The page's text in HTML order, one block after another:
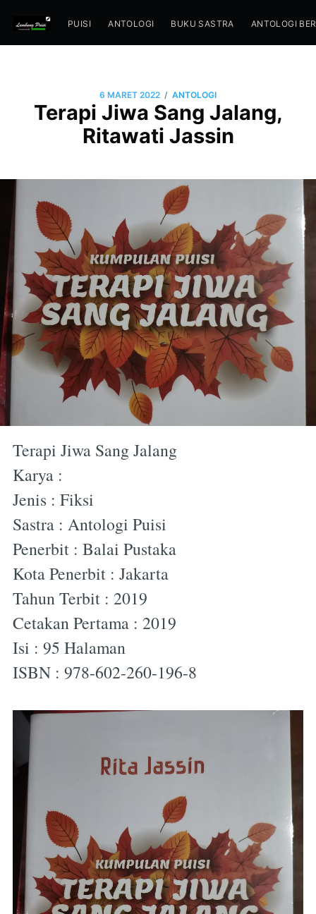
PUISI ANTOLOGI BUKU SASTRA ANTOLOGI
6 MARET 2022 / ANTOLOGI
Terapi Jiwa Sang Jalang,
Ritawati Jassin
Terapi Jiwa Sang Jalang
Karya :
Jenis : Fiksi
Sastra : Antologi Puisi
Penerbit : Balai Pustaka
Kota Penerbit : Jakarta
Tahun Terbit : 2019
Cetakan Pertama : 2019
Isi : 95 Halaman
ISBN : 978-602-260-196-8